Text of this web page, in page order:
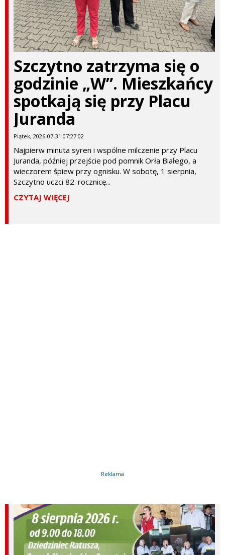
Szczytno zatrzyma się o
godzinie „W”. Mieszkańcy
spotkają się przy Placu
Juranda
Piątek, 2026-07-31 07:27:02
Najpierw minuta syren i wspólne milczenie przy Placu
Juranda, później przejście pod pomnik Orła Białego, a
wieczorem śpiew przy ognisku. W sobotę, 1 sierpnia,
Szczytno uczci 82. rocznicę...
CZYTAJ WIĘCEJ
Reklama